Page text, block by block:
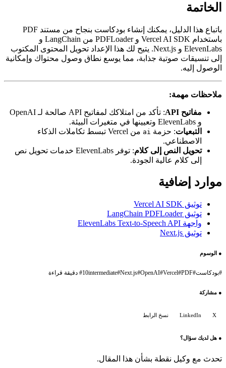
الخاتمة
باتباع هذا الدليل، يمكنك إنشاء بودكاست بنجاح من مستند PDF
باستخدام Vercel AI SDK و PDFLoader من LangChain و
ElevenLabs و Next.js. يتيح لك هذا الإعداد تحويل المحتوى المكتوب
إلى تنسيقات صوتية جذابة، مما يوسع نطاق وصول محتواك وإمكانية
الوصول إليه.
ملاحظات مهمة:
مفاتيح API
: تأكد من امتلاكك لمفاتيح API صالحة لـ OpenAI
و ElevenLabs وتعيينها في متغيرات البيئة.
التبعيات: حزمةai
من Vercel تبسط تكاملات الذكاء
الاصطناعي.
تحويل النص إلى كلام
: توفر ElevenLabs خدمات تحويل نص
إلى كلام عالية الجودة.
موارد إضافية
توثيق Vercel AI SDK
توثيق LangChain PDFLoader
واجهة ElevenLabs Text-to-Speech API
توثيق Next.js
●الوسوم
بودكاست#
PDF
#
Vercel
#
OpenAI
#
Next.js
#
intermediate
#10 دقيقة قراءة
●مشاركة
LinkedIn نسخ الرابط
●هل لديك سؤال؟
تحدث مع وكيل نقطة بشأن هذا المقال.